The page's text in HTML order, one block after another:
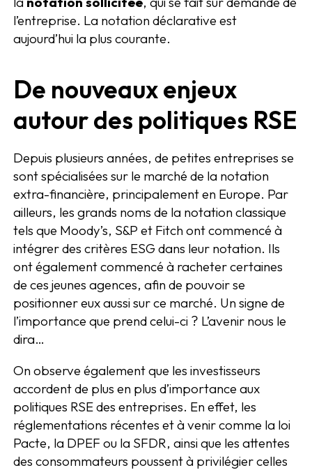
l’entreprise. La notation déclarative est
aujourd’hui la plus courante.
De nouveaux enjeux
autour des politiques RSE
Depuis plusieurs années, de petites entreprises se
sont spécialisées sur le marché de la notation
extra-financière, principalement en Europe. Par
ailleurs, les grands noms de la notation classique
tels que Moody’s, S&P et Fitch ont commencé à
intégrer des critères ESG dans leur notation. Ils
ont également commencé à racheter certaines
de ces jeunes agences, afin de pouvoir se
positionner eux aussi sur ce marché. Un signe de
l’importance que prend celui-ci ? L’avenir nous le
dira…
On observe également que les investisseurs
accordent de plus en plus d’importance aux
politiques RSE des entreprises. En effet, les
réglementations récentes et à venir comme la loi
Pacte, la DPEF ou la SFDR, ainsi que les attentes
des consommateurs poussent à privilégier celles